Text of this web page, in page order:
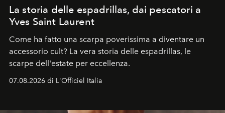
La storia delle espadrillas, dai pescatori a
Yves Saint Laurent
Come ha fatto una scarpa poverissima a diventare un
accessorio cult? La vera storia delle espadrillas, le
scarpe dell'estate per eccellenza.
07.08.2026 di L'Officiel Italia